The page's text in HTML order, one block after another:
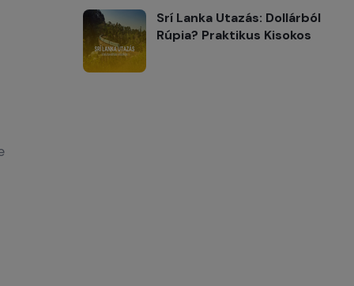
Srí Lanka Utazás: Dollárból
Rúpia? Praktikus Kisokos